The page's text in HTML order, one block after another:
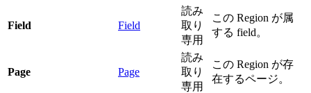
Field Field
読み
取り
専用
この Region が属
する field。
Page Page
読み
取り
専用
この Region が存
在するページ。